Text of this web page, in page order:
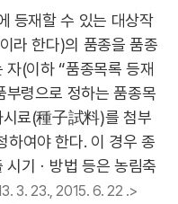
등재할 수 있는 대상작
라 한다)의 품종을 품종
(이하 “품종목록 등재
부령으로 정하는 품종목
시료(種子試料)를 첨부
하여야 한다. 이 경우 종
시기ㆍ방법 등은 농림축
3. 23., 2015. 6. 22 .>